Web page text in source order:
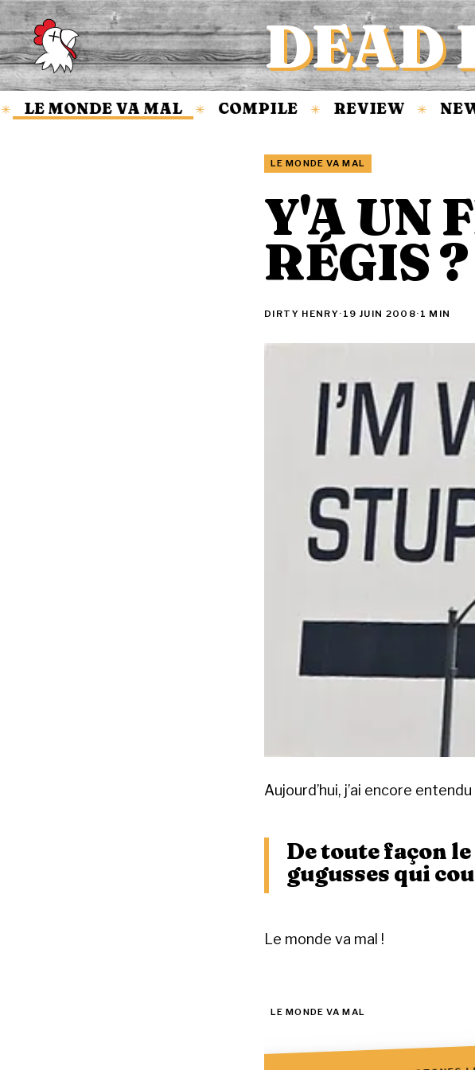
Accueil DEAD
LE MONDE VA MAL ✳ COMPILE ✳ REVIEW ✳ NEWS
LE MONDE VA MAL
Y'A UN
RÉGIS ?
DIRTY HENRY· 19 JUIN 2008· 1 MIN
Aujourd’hui, j’ai encore
De toute façon
gugusses qui
Le monde va mal !
LE MONDE VA MAL